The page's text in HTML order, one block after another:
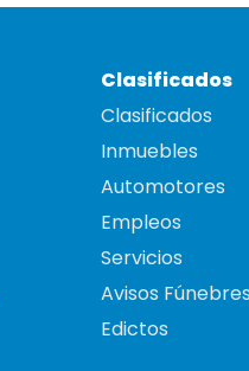
Clasificados
Clasificados
Inmuebles
Automotores
Empleos
Servicios
Avisos
Edictos